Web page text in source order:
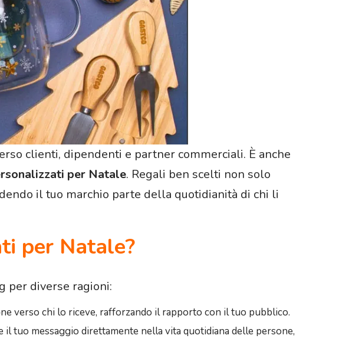
clienti, dipendenti e partner commerciali. È anche
per Natale. Regali ben scelti non solo
il tuo marchio parte della quotidianità di chi li
per Natale?
per diverse ragioni:
verso chi lo riceve, rafforzando il rapporto con il tuo pubblico.
tuo messaggio direttamente nella vita quotidiana delle persone,